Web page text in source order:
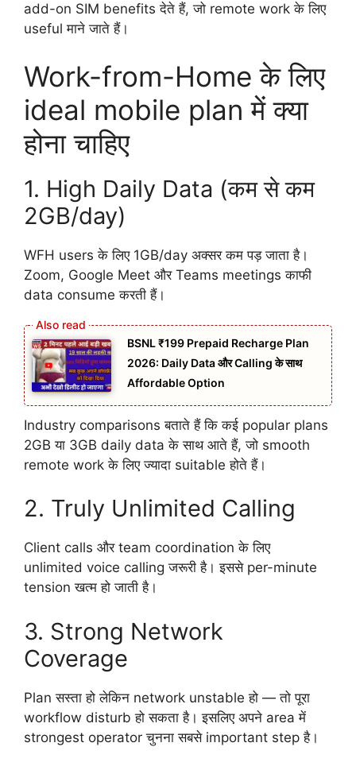
add-on SIM benefits देते हैं, जो remote work के लिए
useful माने जाते हैं।
Work-from-Home के लिए
ideal mobile plan में क्या
होना चाहिए
1. High Daily Data (कम से कम
2GB/day)
WFH users के लिए 1GB/day अक्सर कम पड़ जाता है।
Zoom, Google Meet और Teams meetings काफी
data consume करती हैं।
BSNL ₹199 Prepaid Recharge Plan
2026: Daily Data और Calling के साथ
Affordable Option
Industry comparisons बताते हैं कि कई popular plans
2GB या 3GB daily data के साथ आते हैं, जो smooth
remote work के लिए ज्यादा suitable होते हैं।
2. Truly Unlimited Calling
Client calls और team coordination के लिए
unlimited voice calling जरूरी है। इससे per-minute
tension खत्म हो जाती है।
3. Strong Network
Coverage
Plan सस्ता हो लेकिन network unstable हो — तो पूरा
workflow disturb हो सकता है। इसलिए अपने area में
strongest operator चुनना सबसे important step है।